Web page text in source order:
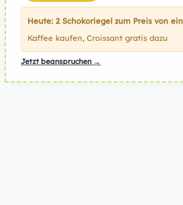
Heute: 2 Schokoriegel zum Preis von
Kaffee kaufen, Croissant gratis dazu
Jetzt beanspruchen →